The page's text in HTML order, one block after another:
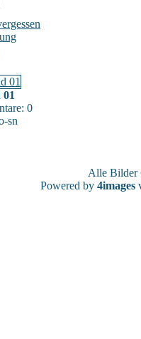
0
sn
Alle
Powered by 4images